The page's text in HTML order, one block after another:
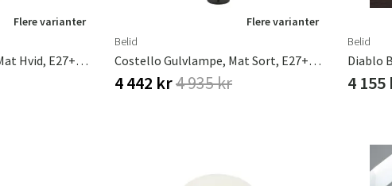
Flere varianter
Costello Gulvlampe, Mat Hvid, E27+Mr16, Inkl. Lyspære, Ekskl. Tekstilskærm
Flere varianter
Belid
Costello Gulvlampe, Mat Sort, E27+Mr16, Inkluderer Lyskilder, Ekskluderer Tekstilskærm
4 442 kr4 935 kr
Belid
Diablo
4